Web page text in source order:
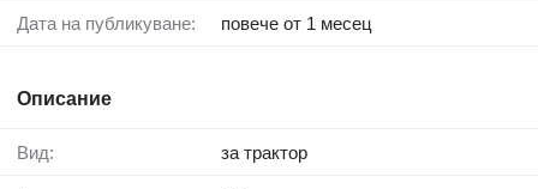
Дата на публикуване: повече от 1 месец
Описание
Вид: за трактор